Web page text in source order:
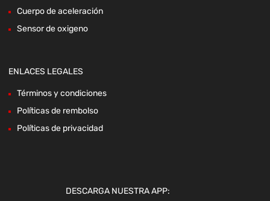
Cuerpo de aceleración
Sensor de oxigeno
ENLACES LEGALES
Términos y condiciones
Políticas de rembolso
Políticas de privacidad
DESCARGA NUESTRA APP: